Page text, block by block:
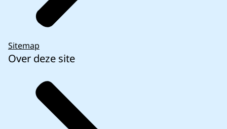
Sitemap
Over deze site